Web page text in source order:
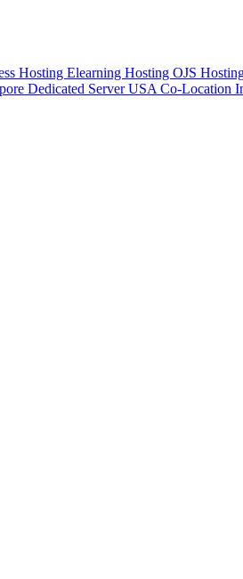
Hosting Elearning Hosting OJS
Dedicated Server USA Co-Location